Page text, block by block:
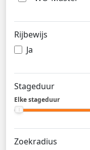
Rijbewijs
Ja
Stageduur
Elke stageduur
Zoekradius